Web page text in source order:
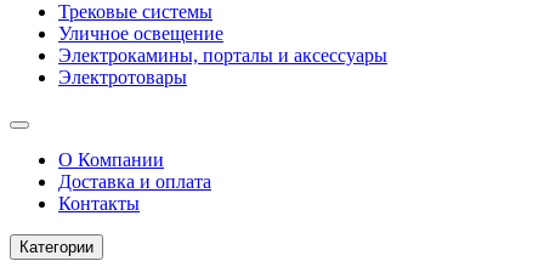
Трековые системы
Уличное освещение
Электрокамины, порталы и аксессуары
Электротовары
О Компании
Доставка и оплата
Контакты
Категории